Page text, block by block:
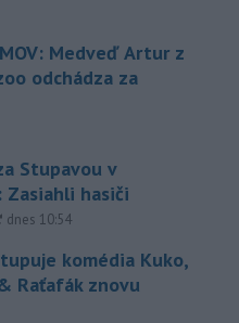
Medveď Artur z
odchádza za
Stupavou v
Zasiahli hasiči
aktualizované
dnes 10:54
komédia Kuko,
Raťafák znovu